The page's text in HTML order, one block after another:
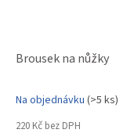
Brousek na nůžky
Průměrné
hodnocení
Na objednávku (>5 ks)
220 Kč bez DPH